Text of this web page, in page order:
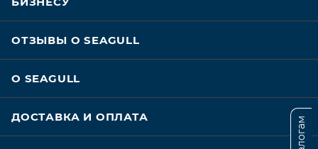
ОТЗЫВЫ О SEAGULL
О SEAGULL
ДОСТАВКА И ОПЛАТА